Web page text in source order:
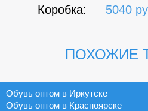
Коробка: 5040
ПОХОЖИЕ
Обувь оптом в Иркутске
Обувь оптом в Красноярске